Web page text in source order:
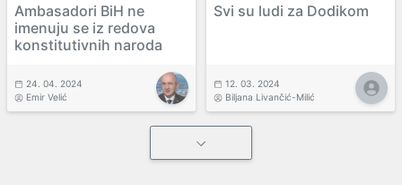
Ambasadori BiH ne
imenuju se iz redova
konstitutivnih naroda
24. 04. 2024
Emir Velić
Svi su ludi za Dodikom
12. 03. 2024
Biljana Livančić-Milić